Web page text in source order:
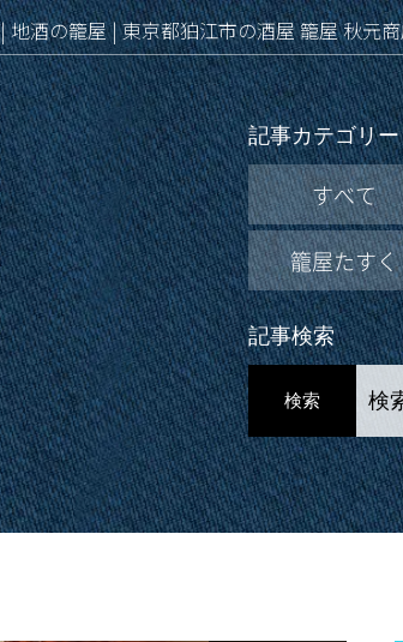
酒の籠屋 | 東京都狛江市の酒屋 籠屋 秋元
記事カテゴリー
すべて
籠屋たすく
記事検索
検索